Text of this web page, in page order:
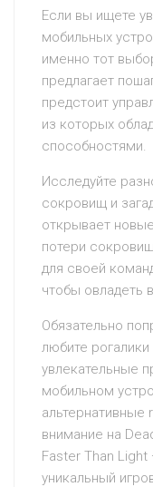
Если вы ищете
мобильных
именно тот
предлагает
предстоит
из которых
способностями.
Исследуйте
сокровищ и
открывает
потери
для своей
чтобы овладеть
Обязательно
любите рогалики
увлекательные
мобильном
альтернативные
внимание на
Faster Than
уникальный